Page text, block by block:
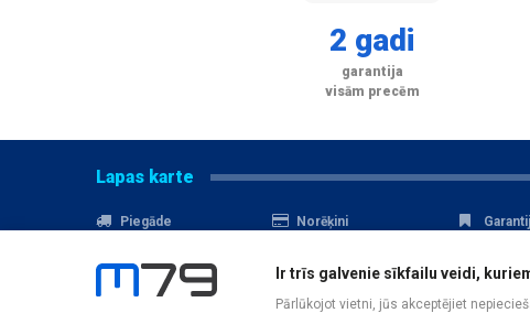
2 gadi
garantija
visām precēm
Lapas karte
Piegāde
Norēķini
Akcijas
Serviss
Datu
Ir trīs galvenie sīkfailu veidi,
Pārlūkojot vietni, jūs akceptējiet